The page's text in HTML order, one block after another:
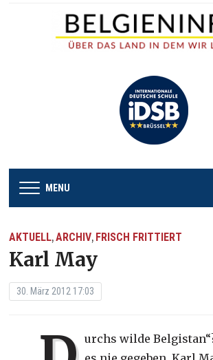
MENU
AKTUELL,ARCHIV, FRISCH FRITTIERT
Karl May
30. März 2012 17:03
urchs wilde